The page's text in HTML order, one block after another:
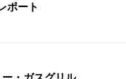
ポート